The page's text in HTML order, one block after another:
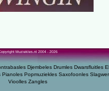
Muziekles.nl 2004 - 2026
Djembeles Drumles Dwarsfluitles
Pianoles Popmuziekles Saxofoonles
Vioolles Zangles